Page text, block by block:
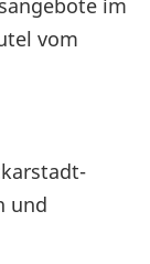
im
vom
und